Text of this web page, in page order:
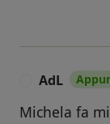
AdL
Michela fa